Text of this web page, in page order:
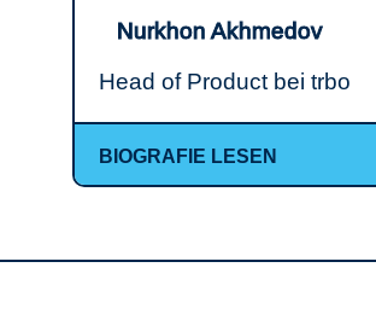
Nurkhon Akhmedov
Head of Product bei trbo
BIOGRAFIE LESEN